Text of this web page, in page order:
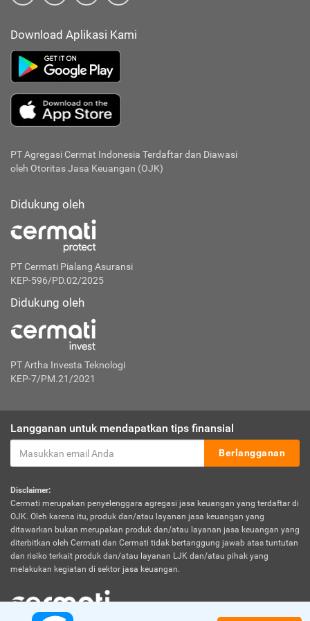
Download Aplikasi Kami
PT Agregasi Cermat Indonesia Terdaftar dan Diawasi
oleh Otoritas Jasa Keuangan (OJK)
Didukung oleh
PT Cermati Pialang Asuransi
KEP-596/PD.02/2025
Didukung oleh
PT Artha Investa Teknologi
KEP-7/PM.21/2021
Langganan untuk mendapatkan tips finansial
Berlangganan
Disclaimer:
Cermati merupakan penyelenggara agregasi jasa keuangan yang terdaftar di
OJK. Oleh karena itu, produk dan/atau layanan jasa keuangan yang
ditawarkan bukan merupakan produk dan/atau layanan jasa keuangan yang
diterbitkan oleh Cermati dan Cermati tidak bertanggung jawab atas tuntutan
dan risiko terkait produk dan/atau layanan LJK dan/atau pihak yang
melakukan kegiatan di sektor jasa keuangan.